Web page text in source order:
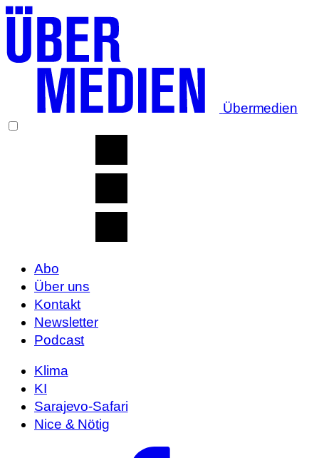
Übermedien
Abo
Über uns
Kontakt
Newsletter
Podcast
Klima
KI
Sarajevo-Safari
Nice & Nötig